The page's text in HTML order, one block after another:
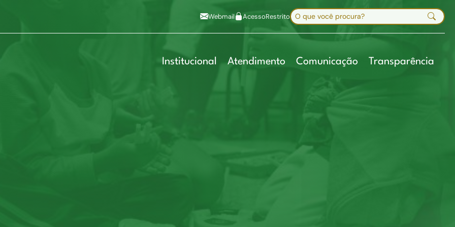
Mapa do site
Webmail AcessoRestritoBuscar no site
Digite sua busca e pressione Enter
Institucional Atendimento Comunicação Transparência